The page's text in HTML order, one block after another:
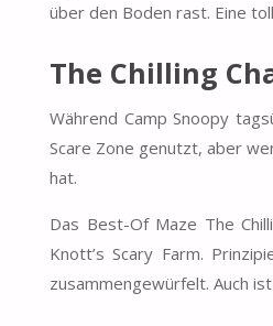
über den Boden rast. Eine
The Chilling
Während Camp Snoopy
Scare Zone genutzt, aber
hat.
Das Best-Of Maze The
Knott’s Scary Farm.
zusammengewürfelt. Auch